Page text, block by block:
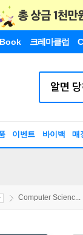
크레마클럽
이벤트 바이백 매
Computer Scienc...